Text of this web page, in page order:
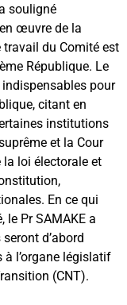
souligné
œuvre de la
travail du Comité est
République. Le
indispensables pour
citant en
institutions
et la Cour
loi électorale et
En ce qui
le Pr SAMAKE a
d’abord
à l’organe législatif
(CNT).